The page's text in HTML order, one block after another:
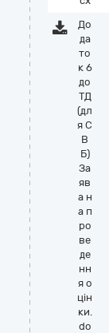
До
да
то
к 6
до
ТД
(дл
я С
В
Б)
За
яв
а н
а п
ро
ве
де
нн
я о
цін
ки.
do